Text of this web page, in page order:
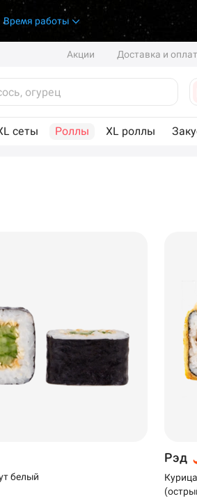
Время работы
Акции Доставка и
сеты Роллы XL роллы
белый
Рэд